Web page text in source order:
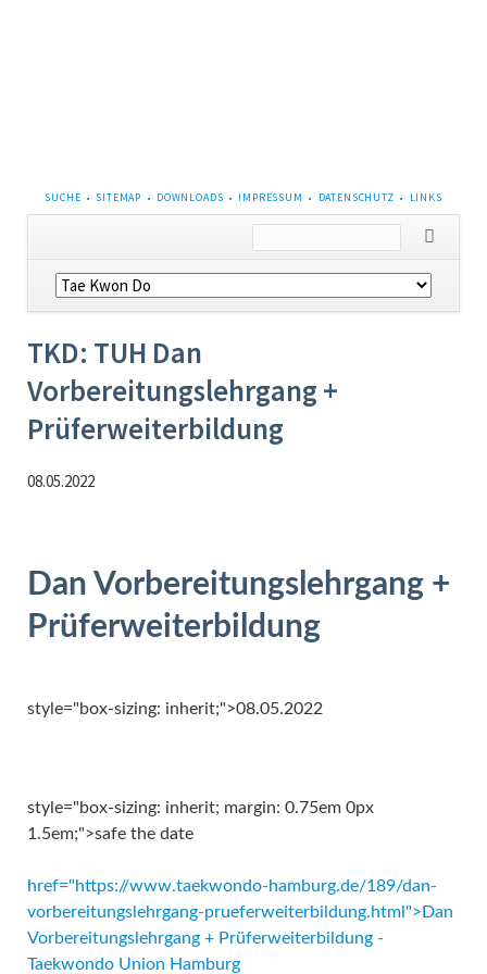
NAVIGATION
ÜBERSPRINGEN
SUCHE SITEMAP DOWNLOADS IMPRESSUM DATENSCHUTZ LINKS
Navigation
überspringen
TKD: TUH Dan
Vorbereitungslehrgang +
Prüferweiterbildung
08.05.2022
Dan Vorbereitungslehrgang +
Prüferweiterbildung
style="box-sizing: inherit;">08.05.2022
style="box-sizing: inherit; margin: 0.75em 0px
1.5em;">safe the date
href="https://www.taekwondo-hamburg.de/189/dan-
vorbereitungslehrgang-prueferweiterbildung.html">Dan
Vorbereitungslehrgang + Prüferweiterbildung -
Taekwondo Union Hamburg